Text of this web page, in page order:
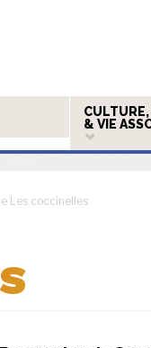
& VIE
Les coccinelles